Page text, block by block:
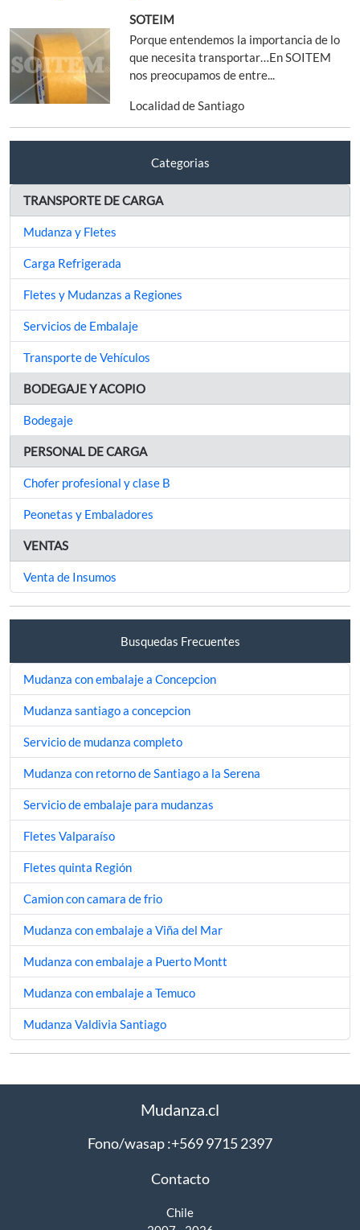
SOTEIM
Porque entendemos la importancia de lo
que necesita transportar…En SOITEM
nos preocupamos de entre...
Localidad de Santiago
Categorias
TRANSPORTE DE CARGA
Mudanza y Fletes
Carga Refrigerada
Fletes y Mudanzas a Regiones
Servicios de Embalaje
Transporte de Vehículos
BODEGAJE Y ACOPIO
Bodegaje
PERSONAL DE CARGA
Chofer profesional y clase B
Peonetas y Embaladores
VENTAS
Venta de Insumos
Busquedas Frecuentes
Mudanza con embalaje a Concepcion
Mudanza santiago a concepcion
Servicio de mudanza completo
Mudanza con retorno de Santiago a la Serena
Servicio de embalaje para mudanzas
Fletes Valparaíso
Fletes quinta Región
Camion con camara de frio
Mudanza con embalaje a Viña del Mar
Mudanza con embalaje a Puerto Montt
Mudanza con embalaje a Temuco
Mudanza Valdivia Santiago
Mudanza.cl
Fono/wasap :+569 9715 2397
Contacto
Chile